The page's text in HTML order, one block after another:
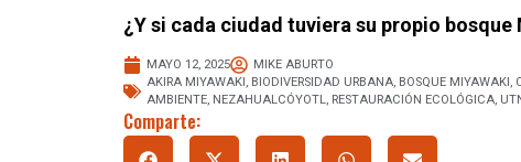
¿Y si cada ciudad tuviera su propio bosque
MAYO 12, 2025
MIKE ABURTO
AKIRA MIYAWAKI, BIODIVERSIDAD URBANA, BOSQUE MIYAWAKI,
AMBIENTE, NEZAHUALCÓYOTL, RESTAURACIÓN ECOLÓGICA,
Comparte: